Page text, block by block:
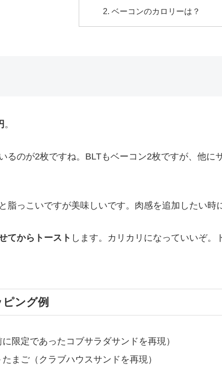
ベーコンのカロリーは？
。
るのが2枚ですね。BLTもベーコン2枚ですが、他
脂っこいですが美味しいです。肉感を追加したい時
てからトースト します。カリカリになっていいぞ
ング例
限定であったコブサラダサンドを再現）
まご（クラブハウスサンドを再現）